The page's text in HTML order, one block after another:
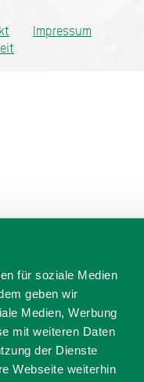
für soziale Medien
geben wir
Medien, Werbung
mit weiteren Daten
der Dienste
Webseite weiterhin
Impressum